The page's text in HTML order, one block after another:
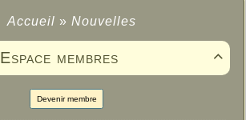
Accueil » Nouvelles

Espace membres
Devenir membre